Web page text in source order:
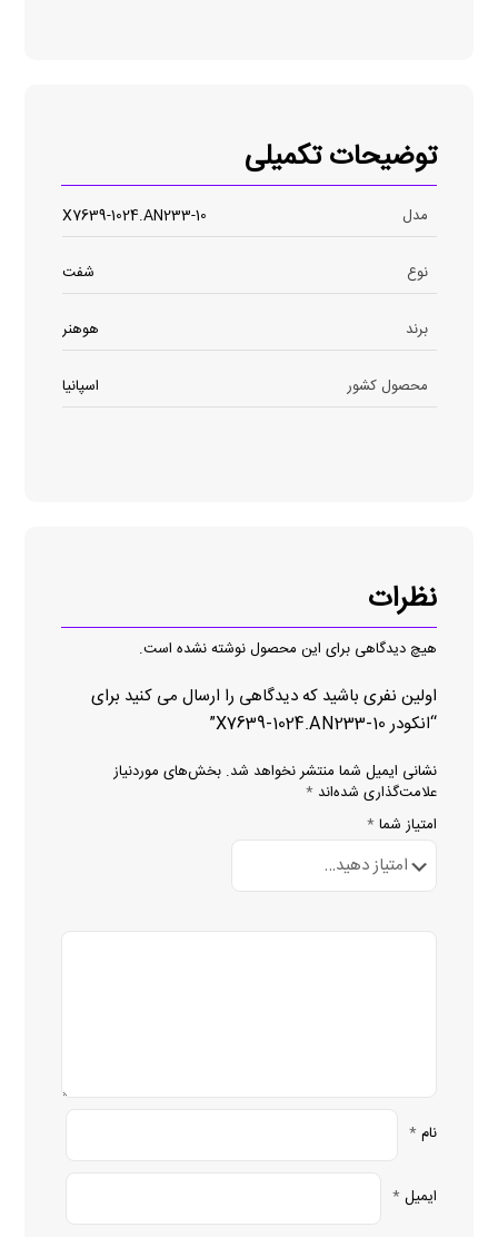
توضیحات تکمیلی
مدل 10-X7639-1024.AN233
نوع شفت
برند هوهنر
محصول کشور اسپانیا
نظرات
هیچ دیدگاهی برای این محصول نوشته نشده است.
اولین نفری باشید که دیدگاهی را ارسال می کنید برای
“انکودر 10-X7639-1024.AN233”
نشانی ایمیل شما منتشر نخواهد شد. بخش‌های موردنیاز
علامت‌گذاری شده‌اند *
امتیاز شما *
نام *
ایمیل *